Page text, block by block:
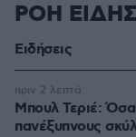
ΡΟΗ
Ειδήσεις
Μπουλ Τεριέ: Όσα
πανέξυπνους
πριν 2 λεπτά